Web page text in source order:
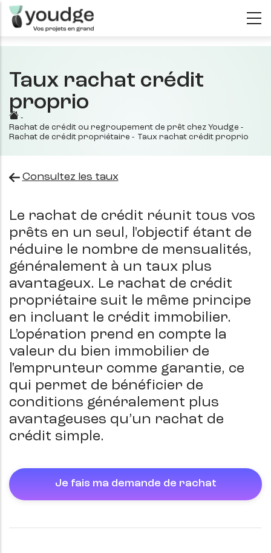
Aller
au
contenu
Taux rachat crédit
proprio
-
Rachat de crédit ou regroupement de prêt chez Youdge -
Rachat de crédit propriétaire - Taux rachat crédit proprio
Consultez les taux
Le rachat de crédit réunit tous vos
prêts en un seul, l'objectif étant de
réduire le nombre de mensualités,
généralement à un taux plus
avantageux. Le rachat de crédit
propriétaire suit le même principe
en incluant le crédit immobilier.
L’opération prend en compte la
valeur du bien immobilier de
l'emprunteur comme garantie, ce
qui permet de bénéficier de
conditions généralement plus
avantageuses qu’un rachat de
crédit simple.
Je fais ma demande de rachat